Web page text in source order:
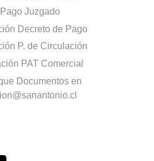
Pago Juzgado
Decreto de Pago
P. de Circulación
PAT Comercial
Documentos en